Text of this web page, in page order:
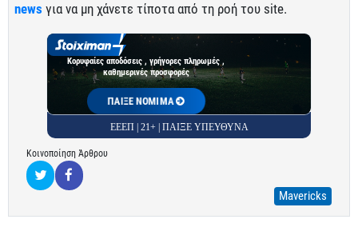
news για να μη χάνετε τίποτα από τη ροή του site.
Κορυφαίες αποδόσεις , γρήγορες πληρωμές ,
καθημερινές προσφορές
ΠΑΙΞΕ ΝΟΜΙΜΑ
ΕΕΕΠ | 21+ | ΠΑΙΞΕ ΥΠΕΥΘΥΝΑ
Κοινοποίηση Άρθρου
Mavericks